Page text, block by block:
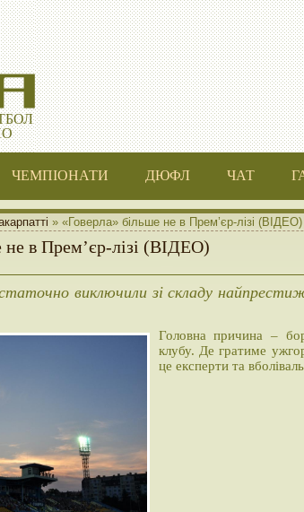
ЧЕМПІОНАТИ ДЮФЛ ЧАТ
» «Говерла» більше не в Прем’єр-лізі (ВІДЕО)
не в Прем’єр-лізі (ВІДЕО)
виключили зі складу
Головна причина –
клубу. Де гратиме
це експерти та